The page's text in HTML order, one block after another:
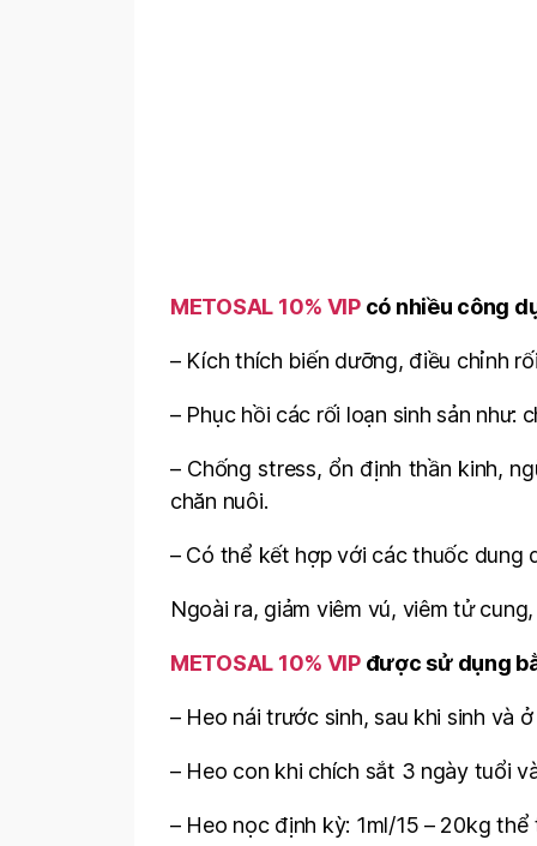
METOSAL 10% VIPcó nhiều công
– Kích thích biến dưỡng, điều chỉnh
– Phục hồi các rối loạn sinh sản như:
– Chống stress, ổn định thần kinh,
chăn nuôi.
– Có thể kết hợp với các thuốc dung
Ngoài ra, giảm viêm vú, viêm tử
METOSAL 10% VIPđược sử dụng
– Heo nái trước sinh, sau khi sinh và
– Heo con khi chích sắt 3 ngày tuổi
– Heo nọc định kỳ: 1ml/15 – 20kg thể